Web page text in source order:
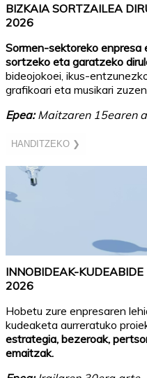
BIZKAIA SORTZAILEA
2026
Sormen-sektoreko
sortzeko eta garatzeko
bideojokoei, ikus-
grafikoari eta musikari
Epea:Maitzaren 15earen
HANDITZEKO ❯
INNOBIDEAK-
2026
Hobetu zure enpresaren
kudeaketa aurreratuko
estrategia, bezeroak,
emaitzak.